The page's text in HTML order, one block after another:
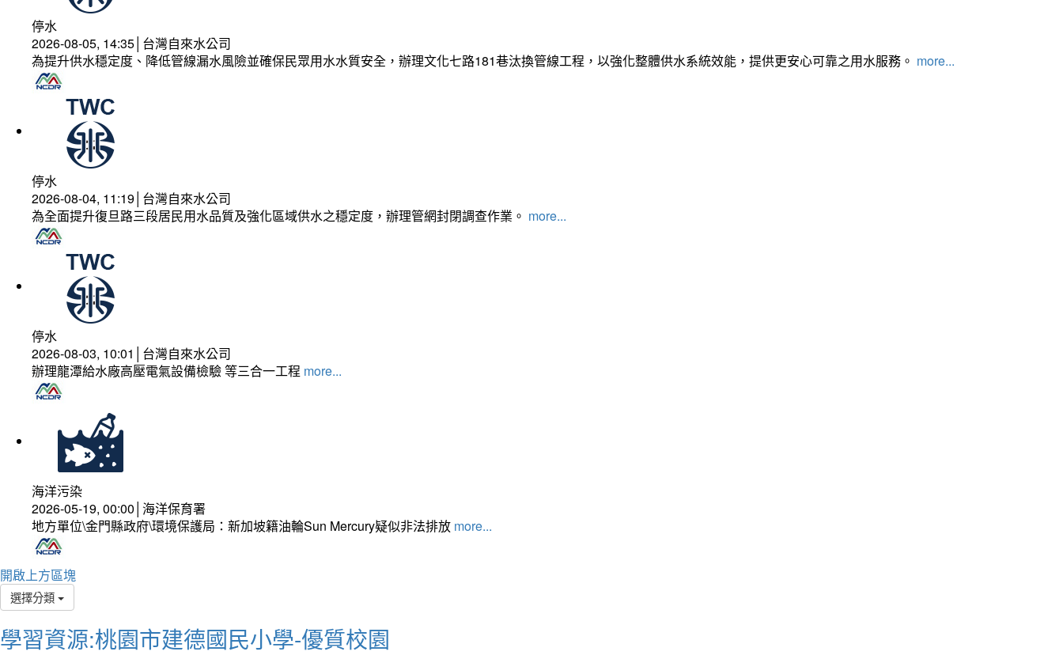
停水
2026-08-05, 14:35│台灣自來水公司
為提升供水穩定度、降低管線漏水風險並確保民眾用水水質安全，辦理文化七路181巷汰換管線工程，以強化整體供水系統效能，提供更安心可靠之用水服務。 more...
停水
2026-08-04, 11:19│台灣自來水公司
為全面提升復旦路三段居民用水品質及強化區域供水之穩定度，辦理管網封閉調查作業。 more...
停水
2026-08-03, 10:01│台灣自來水公司
辦理龍潭給水廠高壓電氣設備檢驗 等三合一工程 more...
海洋污染
2026-05-19, 00:00│海洋保育署
地方單位\金門縣政府\環境保護局：新加坡籍油輪Sun Mercury疑似非法排放 more...
開啟上方區塊
選擇分類
學習資源:桃園市建德國民小學-優質校園